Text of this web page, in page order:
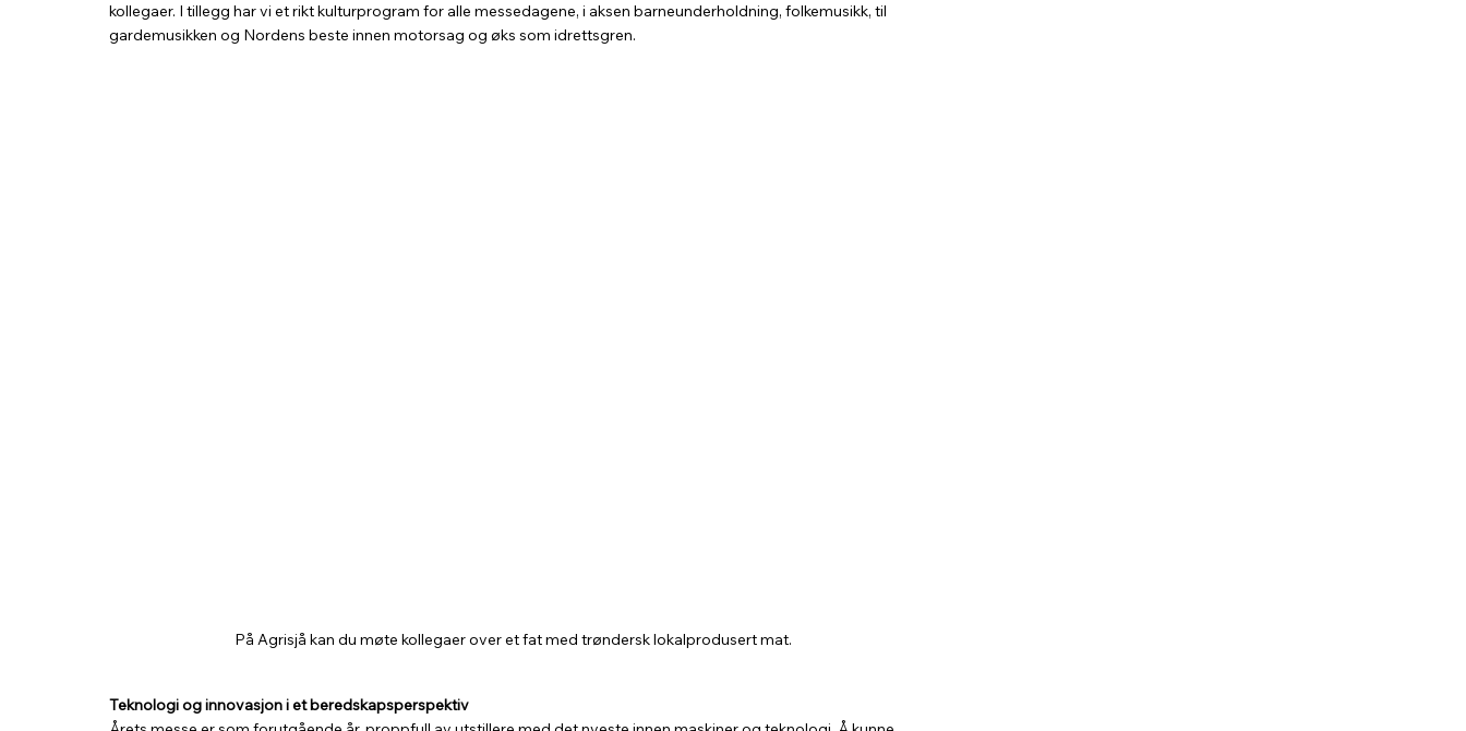
kollegaer. I tillegg har vi et rikt kulturprogram for alle messedagene, i aksen barneunderholdning, folkemusikk, til
gardemusikken og Nordens beste innen motorsag og øks som idrettsgren.
På Agrisjå kan du møte kollegaer over et fat med trøndersk lokalprodusert mat.
Teknologi og innovasjon i et beredskapsperspektiv